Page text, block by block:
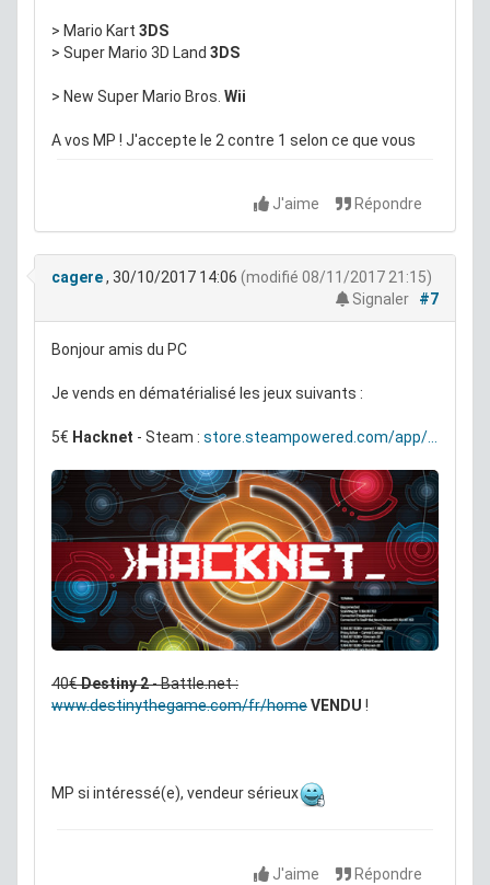
> Mario Kart 3DS
> Super Mario 3D Land 3DS
> New Super Mario Bros. Wii
A vos MP ! J'accepte le 2 contre 1 selon ce que vous
J'aime Répondre
cagere, 30/10/2017 14:06 (modifié 08/11/2017 21:15)
Signaler
#7
Bonjour amis du PC
Je vends en dématérialisé les jeux suivants :
5€ Hacknet - Steam : store.steampowered.com/app/...
40€Destiny 2- Battle.net :
www.destinythegame.com/fr/homeVENDU !
MP si intéressé(e), vendeur sérieux
J'aime Répondre